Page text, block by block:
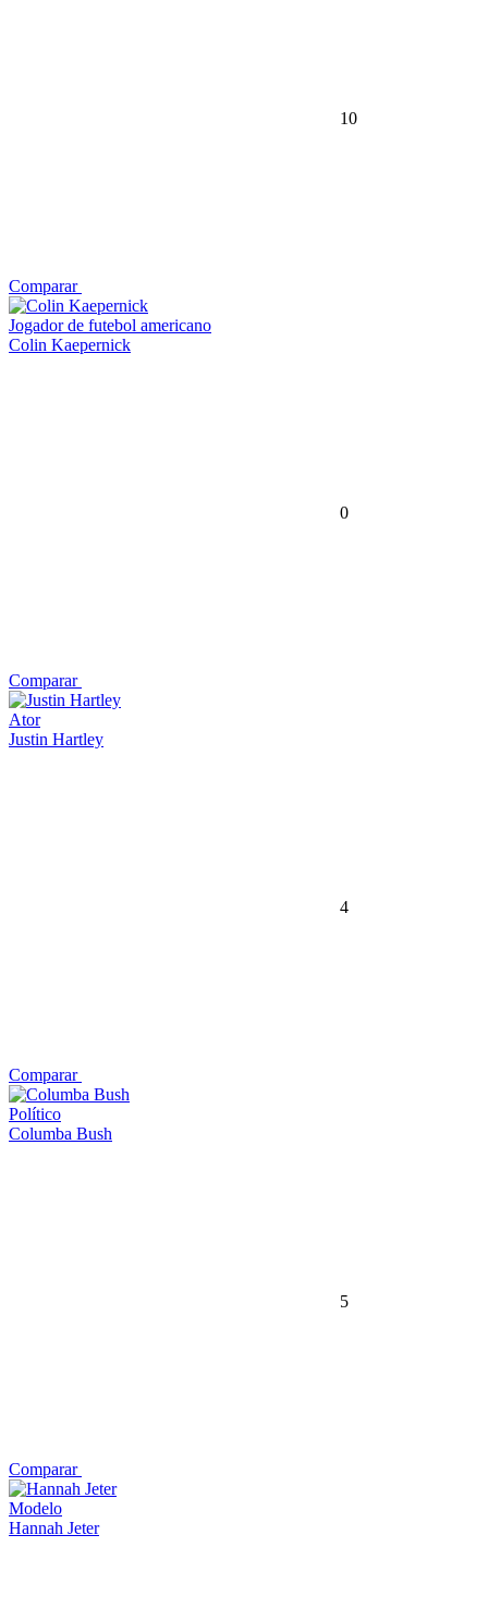
10
Comparar
Jogador de futebol americano
Colin Kaepernick
0
Comparar
Ator
Justin Hartley
4
Comparar
Político
Columba Bush
5
Comparar
Modelo
Hannah Jeter